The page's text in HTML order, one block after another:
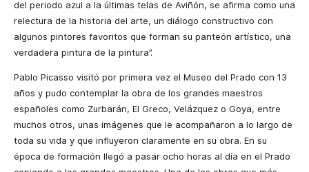
del periodo azul a la últimas telas de Aviñón, se afirma como una
relectura de la historia del arte, un diálogo constructivo con
algunos pintores favoritos que forman su panteón artístico, una
verdadera pintura de la pintura”.
Pablo Picasso visitó por primera vez el Museo del Prado con 13
años y pudo contemplar la obra de los grandes maestros
españoles como Zurbarán, El Greco, Velázquez o Goya, entre
muchos otros, unas imágenes que le acompañaron a lo largo de
toda su vida y que influyeron claramente en su obra. En su
época de formación llegó a pasar ocho horas al día en el Prado